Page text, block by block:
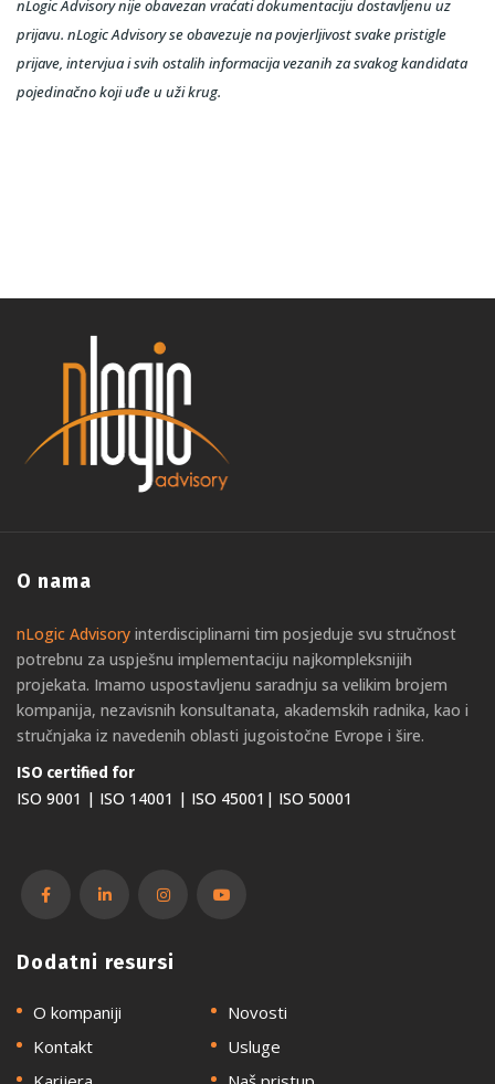
nLogic Advisory nije obavezan vraćati dokumentaciju dostavljenu uz
prijavu. nLogic Advisory se obavezuje na povjerljivost svake pristigle
prijave, intervjua i svih ostalih informacija vezanih za svakog kandidata
pojedinačno koji uđe u uži krug.
O nama
nLogic Advisory interdisciplinarni tim posjeduje svu stručnost
potrebnu za uspješnu implementaciju najkompleksnijih
projekata. Imamo uspostavljenu saradnju sa velikim brojem
kompanija, nezavisnih konsultanata, akademskih radnika, kao i
stručnjaka iz navedenih oblasti jugoistočne Evrope i šire.
ISO certified for
ISO 9001 | ISO 14001 | ISO 45001| ISO 50001
Dodatni resursi
O kompaniji
Novosti
Kontakt
Usluge